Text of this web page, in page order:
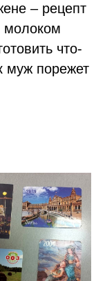
– рецепт
молоком
что-
муж порежет